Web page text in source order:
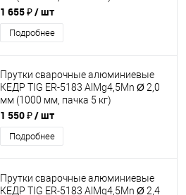
1 655 ₽/ шт
Подробнее
Прутки сварочные алюминиевые
КЕДР TIG ER-5183 AlMg4,5Mn Ø 2,0
мм (1000 мм, пачка 5 кг)
1 550 ₽/ шт
Подробнее
Прутки сварочные алюминиевые
КЕДР TIG ER-5183 AlMg4,5Mn Ø 2,4